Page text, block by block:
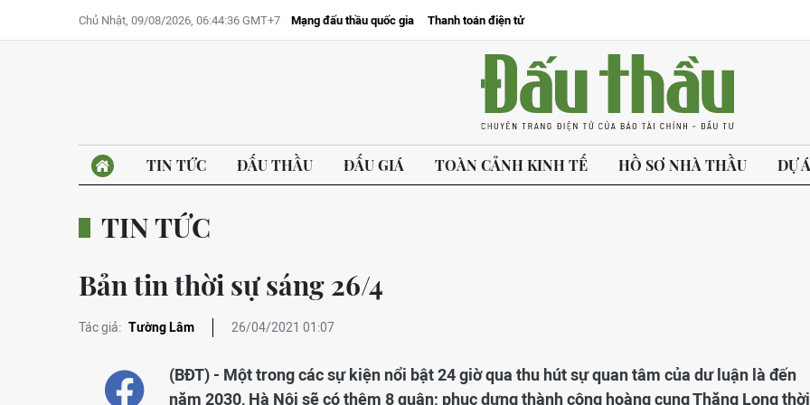
Chủ Nhật, 09/08/2026, 06:44:36 GMT+7 Mạng đấu thầu quốc gia Thanh toán điện tử
TIN TỨC ĐẤU THẦU ĐẤU GIÁ TOÀN CẢNH KINH TẾ HỒ SƠ NHÀ THẦU DỰ
TIN TỨC
Bản tin thời sự sáng 26/4
Tác giả: Tường Lâm 26/04/2021 01:07
(BĐT) - Một trong các sự kiện nổi bật 24 giờ qua thu hút sự quan tâm của dư luận là đến
năm 2030, Hà Nội sẽ có thêm 8 quận; phục dựng thành công hoàng cung Thăng Long thời